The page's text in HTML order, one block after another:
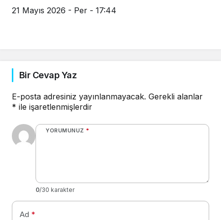
21 Mayıs 2026 - Per - 17:44
Bir Cevap Yaz
E-posta adresiniz yayınlanmayacak. Gerekli alanlar
* ile işaretlenmişlerdir
YORUMUNUZ *
0/30 karakter
Ad *